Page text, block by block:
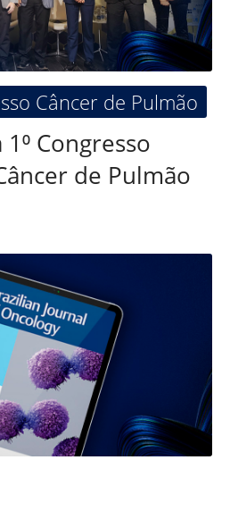
Câncer de Pulmão
Congresso
de Pulmão